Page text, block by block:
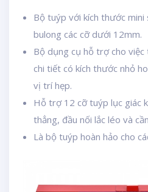
Bộ tuýp với kích thước mini
bulong các cỡ dưới 12mm.
Bộ dụng cụ hỗ trợ cho
chi tiết có kích thước nhỏ
vị trí hẹp.
Hỗ trợ 12 cỡ tuýp lục giác
thẳng, đầu nối lắc léo và
Là bộ tuýp hoàn hảo cho